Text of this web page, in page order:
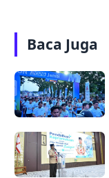
Baca Juga